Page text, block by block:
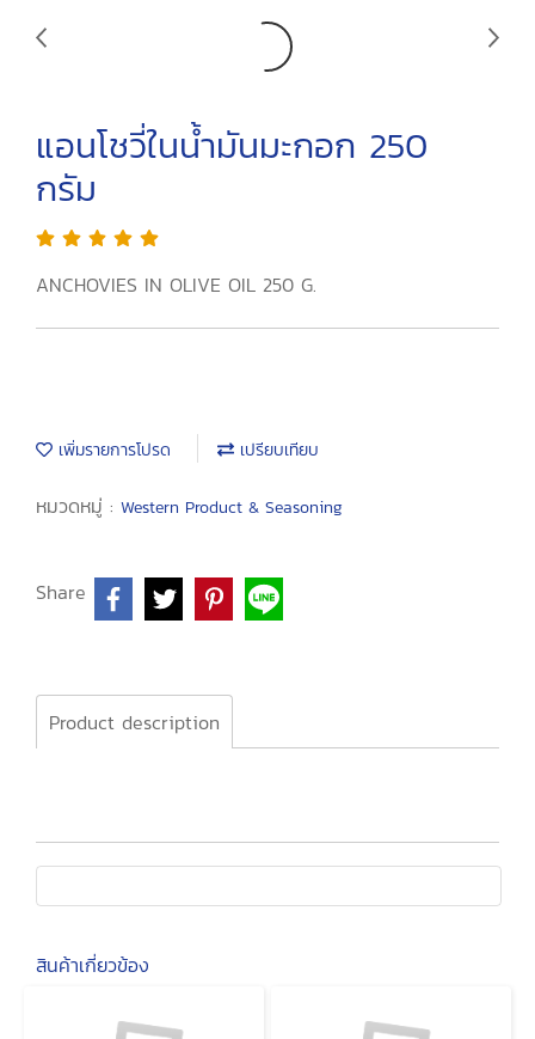
แอนโชวี่ในน้ำมันมะกอก 250
กรัม
ANCHOVIES IN OLIVE OIL 250 G.
เพิ่มรายการโปรด เปรียบเทียบ
หมวดหมู่ : Western Product & Seasoning
Share
Product description
สินค้าเกี่ยวข้อง